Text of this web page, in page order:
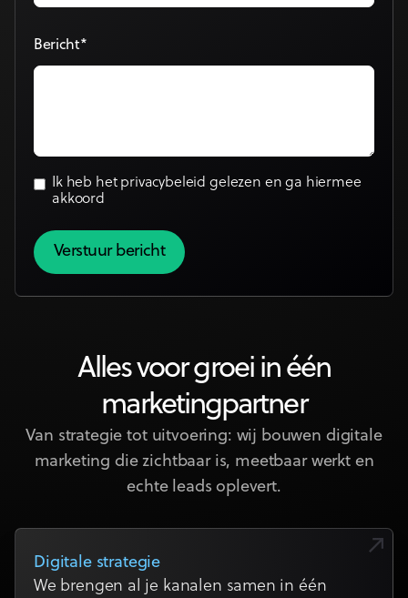
Bericht*
Ik heb het privacybeleid gelezen en ga hiermee
akkoord
Alles voor groei in één
marketingpartner
Van strategie tot uitvoering: wij bouwen digitale
marketing die zichtbaar is, meetbaar werkt en
echte leads oplevert.
Digitale strategie
We brengen al je kanalen samen in één